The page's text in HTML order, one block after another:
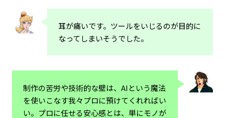
耳が痛いです。ツールをいじるのが目的に
なってしまいそうでした。
制作の苦労や技術的な壁は、AIという魔法
を使いこなす我々プロに預けてくれればい
い。プロに任せる安心感とは、単にモノが